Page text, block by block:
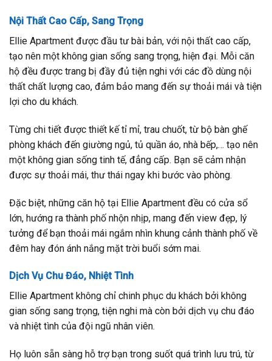
Nội Thất Cao Cấp, Sang Trọng
Ellie Apartment được đầu tư bài bản, với nội thất cao cấp,
tạo nên một không gian sống sang trọng, hiện đại. Mỗi căn
hộ đều được trang bị đầy đủ tiện nghi với các đồ dùng nội
thất chất lượng cao, đảm bảo mang đến sự thoải mái và tiện
lợi cho du khách.
Từng chi tiết được thiết kế tỉ mỉ, trau chuốt, từ bộ bàn ghế
phòng khách đến giường ngủ, tủ quần áo, nhà bếp,… tạo nên
một không gian sống tinh tế, đẳng cấp. Bạn sẽ cảm nhận
được sự thoải mái, thư thái ngay khi bước vào phòng.
Đặc biệt, những căn hộ tại Ellie Apartment đều có cửa sổ
lớn, hướng ra thành phố nhộn nhịp, mang đến view đẹp, lý
tưởng để bạn thoải mái ngắm nhìn khung cảnh thành phố về
đêm hay đón ánh nắng mặt trời buổi sớm mai.
Dịch Vụ Chu Đáo, Nhiệt Tình
Ellie Apartment không chỉ chinh phục du khách bởi không
gian sống sang trọng, tiện nghi mà còn bởi dịch vụ chu đáo
và nhiệt tình của đội ngũ nhân viên.
Họ luôn sẵn sàng hỗ trợ bạn trong suốt quá trình lưu trú, từ